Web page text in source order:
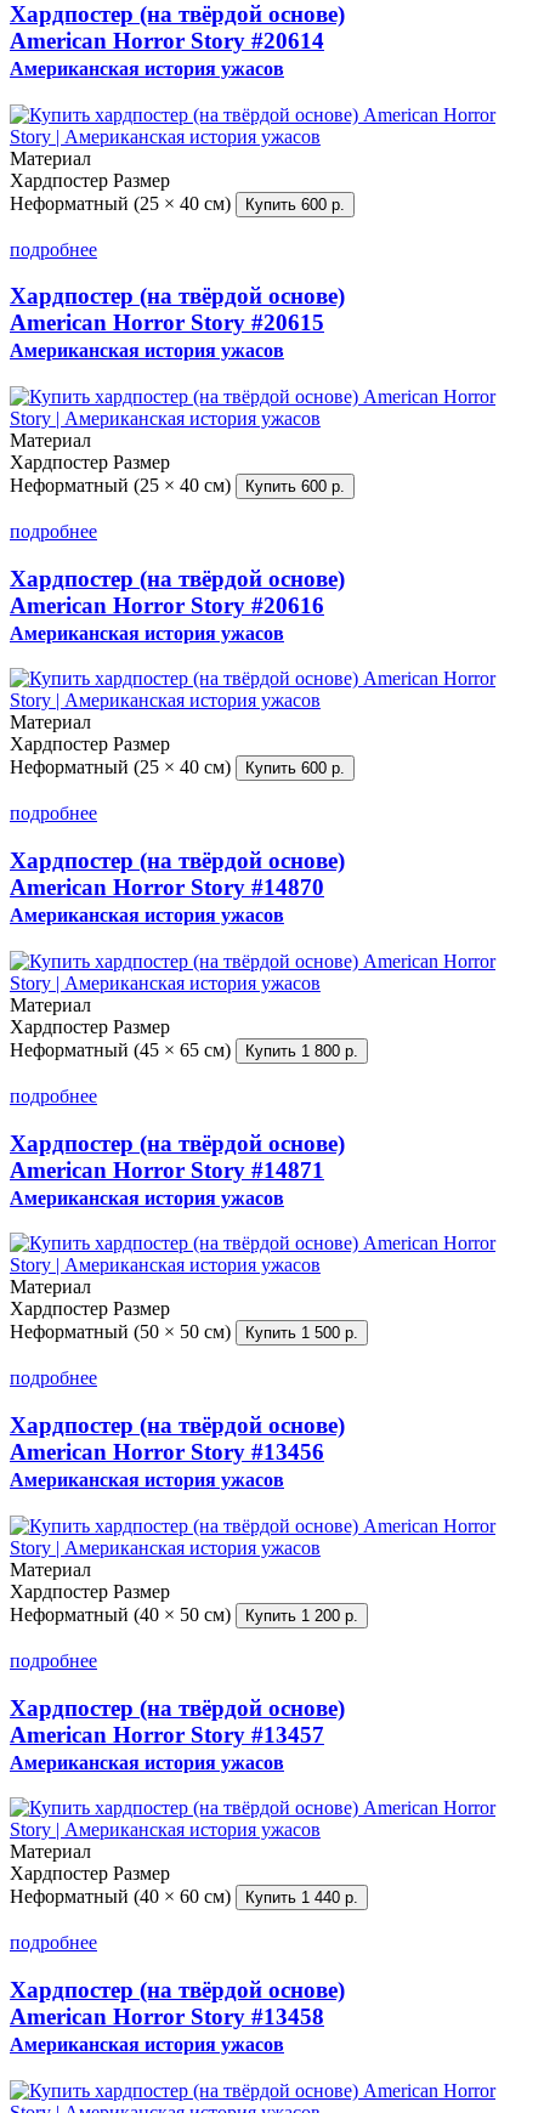
Хардпостер (на твёрдой основе)
American Horror Story #20614
Американская история ужасов
Материал
Хардпостер Размер
Неформатный (25 × 40 см)
Купить 600 р.
подробнее
Хардпостер (на твёрдой основе)
American Horror Story #20615
Американская история ужасов
Материал
Хардпостер Размер
Неформатный (25 × 40 см)
Купить 600 р.
подробнее
Хардпостер (на твёрдой основе)
American Horror Story #20616
Американская история ужасов
Материал
Хардпостер Размер
Неформатный (25 × 40 см)
Купить 600 р.
подробнее
Хардпостер (на твёрдой основе)
American Horror Story #14870
Американская история ужасов
Материал
Хардпостер Размер
Неформатный (45 × 65 см)
Купить 1 800 р.
подробнее
Хардпостер (на твёрдой основе)
American Horror Story #14871
Американская история ужасов
Материал
Хардпостер Размер
Неформатный (50 × 50 см)
Купить 1 500 р.
подробнее
Хардпостер (на твёрдой основе)
American Horror Story #13456
Американская история ужасов
Материал
Хардпостер Размер
Неформатный (40 × 50 см)
Купить 1 200 р.
подробнее
Хардпостер (на твёрдой основе)
American Horror Story #13457
Американская история ужасов
Материал
Хардпостер Размер
Неформатный (40 × 60 см)
Купить 1 440 р.
подробнее
Хардпостер (на твёрдой основе)
American Horror Story #13458
Американская история ужасов